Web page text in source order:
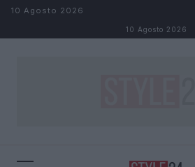
Salta al contenuto
10 Agosto 2026
10 Agosto 2026